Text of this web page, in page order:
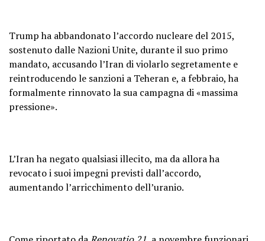
Trump ha abbandonato l’accordo nucleare del 2015,
sostenuto dalle Nazioni Unite, durante il suo primo
mandato, accusando l’Iran di violarlo segretamente e
reintroducendo le sanzioni a Teheran e, a febbraio, ha
formalmente rinnovato la sua campagna di «massima
pressione».
L’Iran ha negato qualsiasi illecito, ma da allora ha
revocato i suoi impegni previsti dall’accordo,
aumentando l’arricchimento dell’uranio.